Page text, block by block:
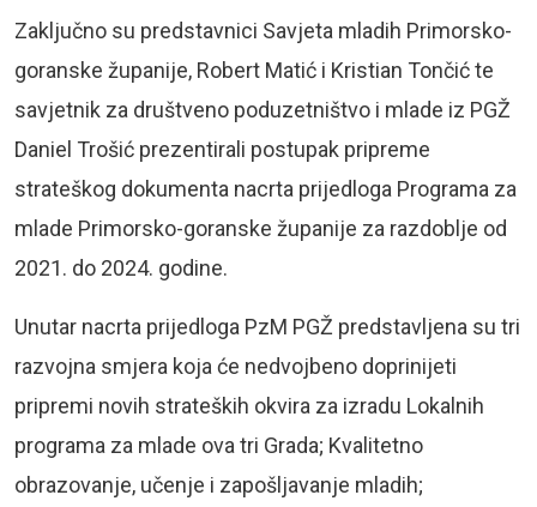
Zaključno su predstavnici Savjeta mladih Primorsko-
goranske županije, Robert Matić i Kristian Tončić te
savjetnik za društveno poduzetništvo i mlade iz PGŽ
Daniel Trošić prezentirali postupak pripreme
strateškog dokumenta nacrta prijedloga Programa za
mlade Primorsko-goranske županije za razdoblje od
2021. do 2024. godine.
Unutar nacrta prijedloga PzM PGŽ predstavljena su tri
razvojna smjera koja će nedvojbeno doprinijeti
pripremi novih strateških okvira za izradu Lokalnih
programa za mlade ova tri Grada; Kvalitetno
obrazovanje, učenje i zapošljavanje mladih;